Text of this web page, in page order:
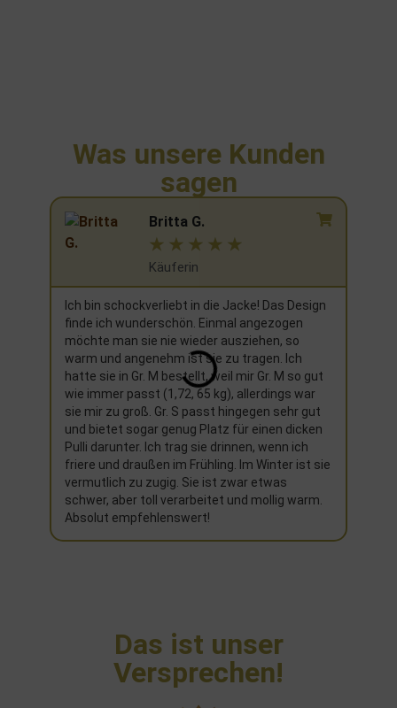
Was unsere Kunden
sagen
Britta G.
☆ ☆ ☆ ☆ ☆
Käuferin
Ich bin schockverliebt in die Jacke! Das Design
finde ich wunderschön. Einmal angezogen
möchte man sie nie wieder ausziehen, so
warm und angenehm ist sie zu tragen. Ich
hatte sie in Gr. M bestellt, weil mir Gr. M so gut
wie immer passt (1,72, 65 kg), allerdings war
sie mir zu groß. Gr. S passt hingegen sehr gut
und bietet sogar genug Platz für einen dicken
Pulli darunter. Ich trag sie drinnen, wenn ich
friere und draußen im Frühling. Im Winter ist sie
vermutlich zu zugig. Sie ist zwar etwas
schwer, aber toll verarbeitet und mollig warm.
Absolut empfehlenswert!
Das ist unser
Versprechen!